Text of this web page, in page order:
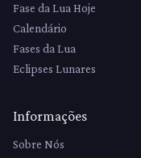
Fase da Lua Hoje
Calendário
Fases da Lua
Eclipses Lunares
Informações
Sobre Nós